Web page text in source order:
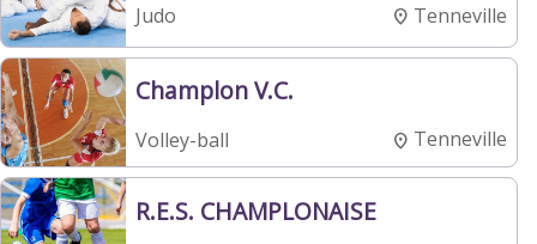
Judo Tenneville
Champlon V.C.
Volley-ball Tenneville
R.E.S. CHAMPLONAISE